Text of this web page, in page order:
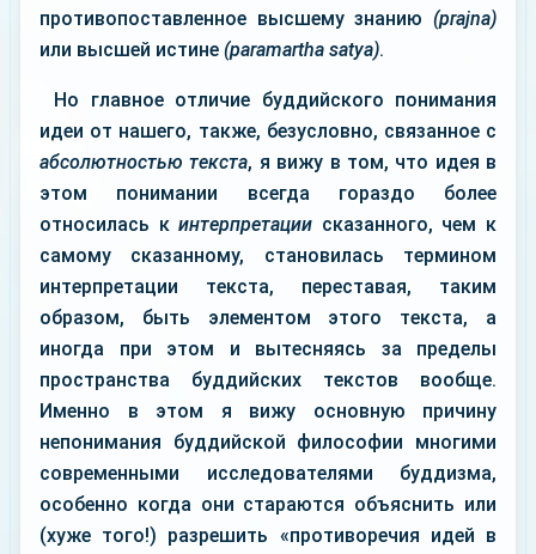
противопоставленное высшему знанию (prajna)
или высшей истине (paramartha satya).
Но главное отличие буддийского понимания
идеи от нашего, также, безусловно, связанное с
абсолютностью текста, я вижу в том, что идея в
этом понимании всегда гораздо более
относилась кинтерпретации сказанного, чем к
самому сказанному, становилась термином
интерпретации текста, переставая, таким
образом, быть элементом этого текста, а
иногда при этом и вытесняясь за пределы
пространства буддийских текстов вообще.
Именно в этом я вижу основную причину
непонимания буддийской философии многими
современными исследователями буддизма,
особенно когда они стараются объяснить или
(хуже того!) разрешить «противоречия идей в